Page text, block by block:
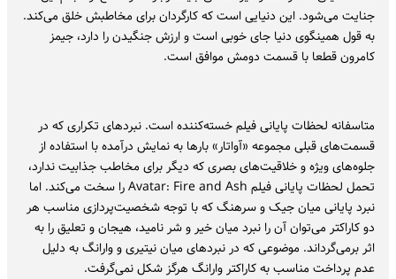
جنایت می‌شود. این دنیایی است که کارگردان برای مخاطبش خلق می‌کند.
به قول همینگوی دنیا جای خوبی است و ارزش جنگیدن را دارد، جیمز
کامرون قطعا با قسمت دومش موافق است.
متاسفانه لحظات پایانی فیلم خسته‌کننده است. نبردهای تکراری که در
قسمت‌های قبلی مجموعه «آواتار» بارها به نمایش درآمده با استفاده از
جلوه‌های ویژه و خلاقیت‌های بصری که دیگر برای مخاطب جذابیت ندارد،
تحمل لحظات پایانی فیلم Avatar: Fire and Ash را سخت می‌کند. اما
نبرد پایانی میان جیک و سرهنگ که با توجه شخصیت‌پردازی مناسب هر
دو کاراکتر می‌توان آن را نبرد میان خیر و شر نامید، هیجان و تعلیق را به
اثر برمی‌گرداند. موضوعی که در نبردهای میان نیتیری و وارانگ به دلیل
عدم پرداخت مناسب به کاراکتر وارانگ هرگز شکل نمی‌گرفت.